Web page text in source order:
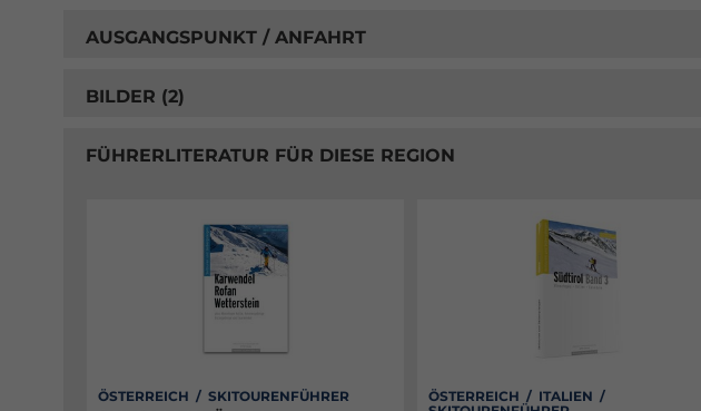
AUSGANGSPUNKT / ANFAHRT
BILDER (2)
FÜHRERLITERATUR FÜR DIESE REGION
ÖSTERREICH / SKITOURENFÜHRER
ÖSTERREICH / ITALIEN /